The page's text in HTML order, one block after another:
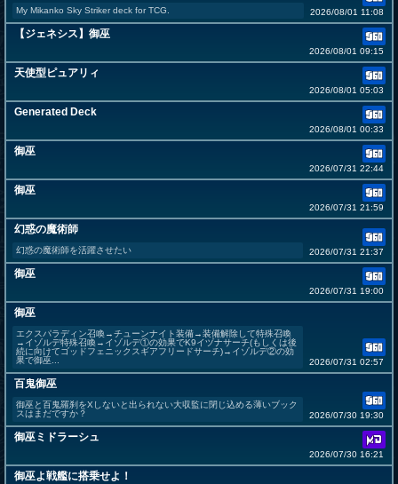
My Mikanko Sky Striker deck for TCG. 2026/08/01 11:08
【ジェネシス】御巫
2026/08/01 09:15
天使型ピュアリィ
2026/08/01 05:03
Generated Deck
2026/08/01 00:33
御巫
2026/07/31 22:44
御巫
2026/07/31 21:59
幻惑の魔術師
幻惑の魔術師を活躍させたい 2026/07/31 21:37
御巫
2026/07/31 19:00
御巫
エクスパラディン召喚→チューンナイト装備→装備解除して特殊召喚
→イゾルデ特殊召喚→イゾルデ①の効果でK9イヅナサーチ(もしくは後
続に向けてゴッドフェニックスギアフリードサーチ)→イゾルデ②の効
果で御巫...
2026/07/31 02:57
百鬼御巫
御巫と百鬼羅刹をXしないと出られない大収監に閉じ込める薄いブック
スはまだですか？
2026/07/30 19:30
御巫ミドラーシュ
2026/07/30 16:21
御巫よ戦艦に搭乗せよ！